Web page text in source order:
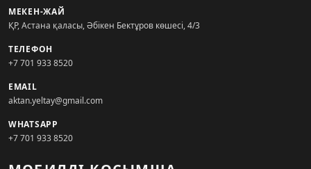
МЕКЕН-ЖАЙ
ҚР, Астана қаласы, Әбікен Бектұров көшесі, 4/3
ТЕЛЕФОН
+7 701 933 8520
EMAIL
aktan.yeltay@gmail.com
WHATSAPP
+7 701 933 8520